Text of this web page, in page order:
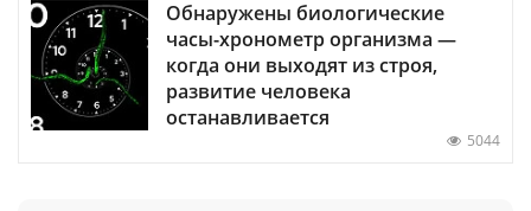
Обнаружены биологические
часы-хронометр организма —
когда они выходят из строя,
развитие человека
останавливается
5044